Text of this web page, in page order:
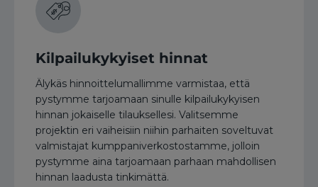
Kilpailukykyiset hinnat
Älykäs hinnoittelumallimme varmistaa, että
pystymme tarjoamaan sinulle kilpailukykyisen
hinnan jokaiselle tilauksellesi. Valitsemme
projektin eri vaiheisiin niihin parhaiten soveltuvat
valmistajat kumppaniverkostostamme, jolloin
pystymme aina tarjoamaan parhaan mahdollisen
hinnan laadusta tinkimättä.